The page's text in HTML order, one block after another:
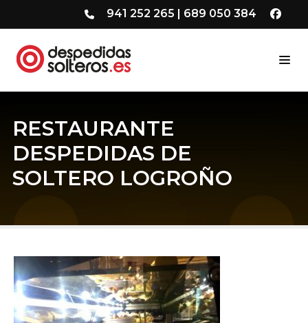
941 252 265 | 689 050 384
RESTAURANTE
DESPEDIDAS DE
SOLTERO LOGROÑO